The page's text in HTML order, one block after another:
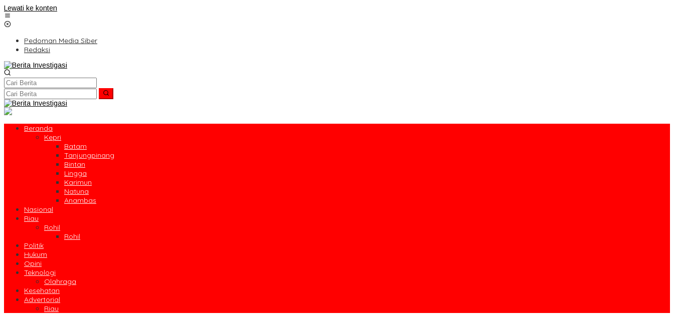
Lewati ke konten
Pedoman Media Siber
Redaksi
Beranda
Kepri
Batam
Tanjungpinang
Bintan
Lingga
Karimun
Natuna
Anambas
Nasional
Riau
Rohil
Rohil
Politik
Hukum
Opini
Teknologi
Olahraga
Kesehatan
Advertorial
Riau